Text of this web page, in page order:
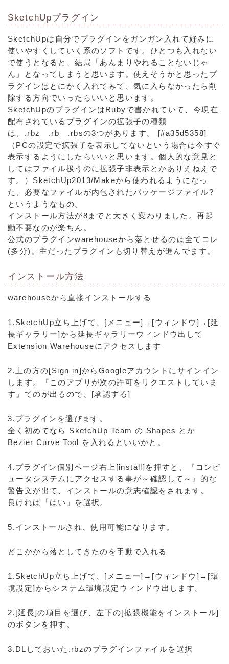
SketchUpプラグイン
SketchUpは自分でプラグインをガンガン入れて好みに
使いやすくしていく系のソフトです。ひとつも入れない
で使うとなると、結局「あんまりやれることないじゃ
ん」となってしまうと思います。使えそうかと思ったプ
ラグインはとにかく入れてみて、気に入らなかったら削
除する方向でいったらいいと思います。
SketchUpのプラグインはRubyで書かれていて、今現在
配布されているプラグインの拡張子の種類
は、.rbz .rb .rbsの3つがあります。 [#a35d5358]
（PCの設定で拡張子を表示してないという場合は今すぐ
表示するようにしたらいいと思います。個人的な意見と
してはファイル扱うのに拡張子非表示とかありえねえで
す。）SketchUp2013/Makeから使われるようになっ
た、必要なファイルが内包されたパッケージファイル?
というようなもの。
インストール方法が8までと大きく変わりました。再起
動不要なのが楽ちん。
公式のプラグインwarehouseから落とせるのは全てコレ
(多分)。主だったプラグインも切り替えが進んでます。
インストール方法
warehouseから直接インストールする
1.SketchUp立ち上げて、[メニュー]→[ウィンドウ]→[延
長ギャラリー]から延長ギャラリーウィンドウ出して
Extension Warehouseにアクセスします
2.上の方の[Sign in]からGoogleアカウントにサインイン
します。『このアプリが次の許可をリクエストしていま
す』てのが出るので、[承認する]
3.プラグインを選びます。
全く初めてなら SketchUp Team の Shapes とか
Bezier Curve Tool を入れるといいかと。
4.プラグイン個別ページ右上[install]を押すと、『コンピ
ュータシステムにアクセスする事が～確認して～』的な
警告文が出て、インストールの意志確認をされます。
良ければ「はい」を選択。
5.インストールされ、使用可能になります。
どこかから落としてきたのを手動で入れる
1.SketchUp立ち上げて、[メニュー]→[ウィンドウ]→[環
境設定]からシステム環境設定ウィンドウ出します。
2.[延長]の項目を選び、左下の[拡張機能をインストール]
のボタンを押す。
3.DLしておいた.rbzのプラグインファイルを選択